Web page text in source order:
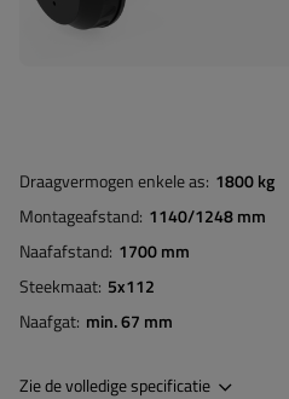
Draagvermogen enkele as 1800 kg
Montageafstand 1140/1248 mm
Naafafstand 1700 mm
Steekmaat 5x112
Naafgat min. 67 mm
Zie de volledige specificatie